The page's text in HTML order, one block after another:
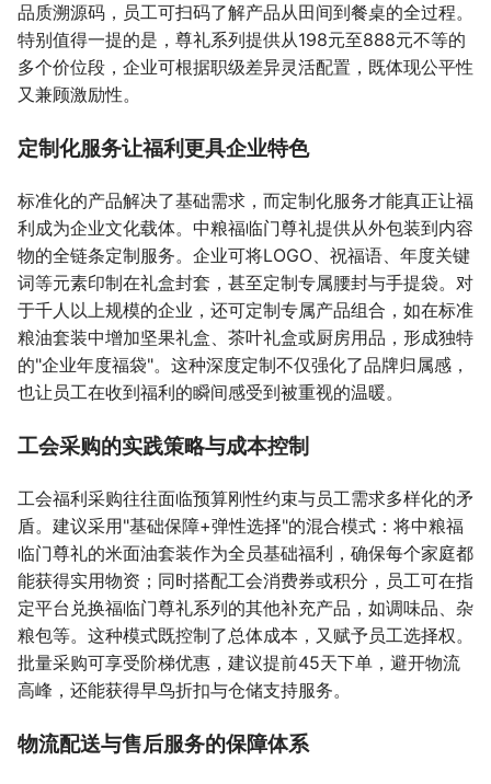
品质溯源码，员工可扫码了解产品从田间到餐桌的全过程。
特别值得一提的是，尊礼系列提供从198元至888元不等的
多个价位段，企业可根据职级差异灵活配置，既体现公平性
又兼顾激励性。
定制化服务让福利更具企业特色
标准化的产品解决了基础需求，而定制化服务才能真正让福
利成为企业文化载体。中粮福临门尊礼提供从外包装到内容
物的全链条定制服务。企业可将LOGO、祝福语、年度关键
词等元素印制在礼盒封套，甚至定制专属腰封与手提袋。对
于千人以上规模的企业，还可定制专属产品组合，如在标准
粮油套装中增加坚果礼盒、茶叶礼盒或厨房用品，形成独特
的"企业年度福袋"。这种深度定制不仅强化了品牌归属感，
也让员工在收到福利的瞬间感受到被重视的温暖。
工会采购的实践策略与成本控制
工会福利采购往往面临预算刚性约束与员工需求多样化的矛
盾。建议采用"基础保障+弹性选择"的混合模式：将中粮福
临门尊礼的米面油套装作为全员基础福利，确保每个家庭都
能获得实用物资；同时搭配工会消费券或积分，员工可在指
定平台兑换福临门尊礼系列的其他补充产品，如调味品、杂
粮包等。这种模式既控制了总体成本，又赋予员工选择权。
批量采购可享受阶梯优惠，建议提前45天下单，避开物流
高峰，还能获得早鸟折扣与仓储支持服务。
物流配送与售后服务的保障体系